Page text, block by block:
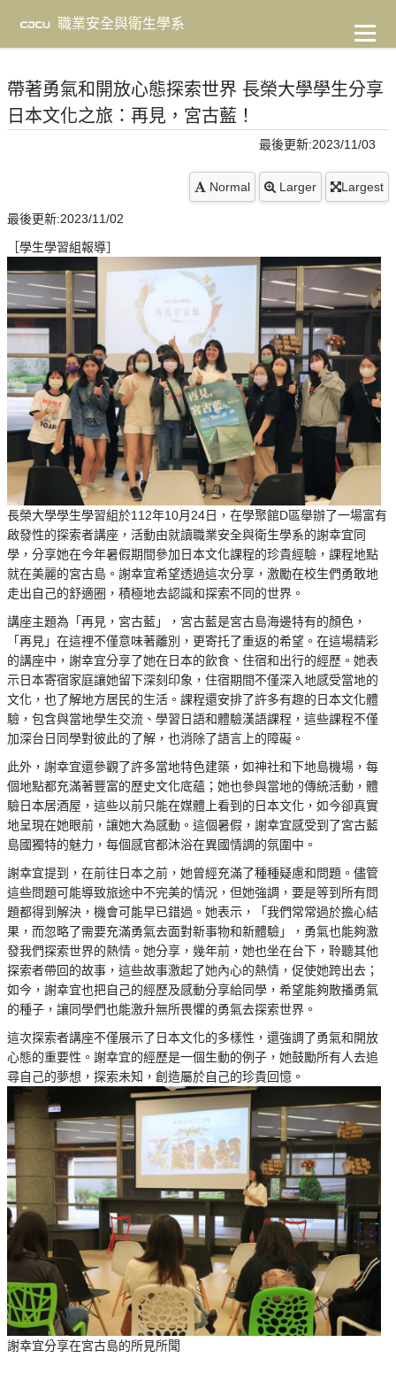
主
容
職業安全與衛生學系
帶著勇氣和開放心態探索世界 長榮大學學生分享
日本文化之旅：再見，宮古藍！
最後更新:2023/11/03
Normal Larger Largest
最後更新:2023/11/02
［學生學習組報導］
長榮大學學生學習組於112年10月24日，在學聚館D區舉辦了一場富有
啟發性的探索者講座，活動由就讀職業安全與衛生學系的謝幸宜同
學，分享她在今年暑假期間參加日本文化課程的珍貴經驗，課程地點
就在美麗的宮古島。謝幸宜希望透過這次分享，激勵在校生們勇敢地
走出自己的舒適圈，積極地去認識和探索不同的世界。
講座主題為「再見，宮古藍」，宮古藍是宮古島海邊特有的顏色，
「再見」在這裡不僅意味著離別，更寄托了重返的希望。在這場精彩
的講座中，謝幸宜分享了她在日本的飲食、住宿和出行的經歷。她表
示日本寄宿家庭讓她留下深刻印象，住宿期間不僅深入地感受當地的
文化，也了解地方居民的生活。課程還安排了許多有趣的日本文化體
驗，包含與當地學生交流、學習日語和體驗漢語課程，這些課程不僅
加深台日同學對彼此的了解，也消除了語言上的障礙。
此外，謝幸宜還參觀了許多當地特色建築，如神社和下地島機場，每
個地點都充滿著豐富的歷史文化底蘊；她也參與當地的傳統活動，體
驗日本居酒屋，這些以前只能在媒體上看到的日本文化，如今卻真實
地呈現在她眼前，讓她大為感動。這個暑假，謝幸宜感受到了宮古藍
島國獨特的魅力，每個感官都沐浴在異國情調的氛圍中。
謝幸宜提到，在前往日本之前，她曾經充滿了種種疑慮和問題。儘管
這些問題可能導致旅途中不完美的情況，但她強調，要是等到所有問
題都得到解決，機會可能早已錯過。她表示，「我們常常過於擔心結
果，而忽略了需要充滿勇氣去面對新事物和新體驗」，勇氣也能夠激
發我們探索世界的熱情。她分享，幾年前，她也坐在台下，聆聽其他
探索者帶回的故事，這些故事激起了她內心的熱情，促使她跨出去；
如今，謝幸宜也把自己的經歷及感動分享給同學，希望能夠散播勇氣
的種子，讓同學們也能激升無所畏懼的勇氣去探索世界。
這次探索者講座不僅展示了日本文化的多樣性，還強調了勇氣和開放
心態的重要性。謝幸宜的經歷是一個生動的例子，她鼓勵所有人去追
尋自己的夢想，探索未知，創造屬於自己的珍貴回憶。
謝幸宜分享在宮古島的所見所聞